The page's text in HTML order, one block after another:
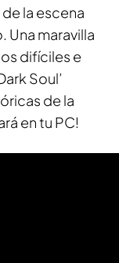
la escena
Una maravilla
difíciles e
Soul’
de la
en tu PC!